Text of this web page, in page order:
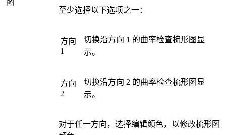
图
至少选择以下选项之一：
方向
1
切换沿方向 1 的曲率检查梳形图显
示。
方向
2
切换沿方向 2 的曲率检查梳形图显
示。
对于任一方向，选择编辑颜色，以修改梳形图